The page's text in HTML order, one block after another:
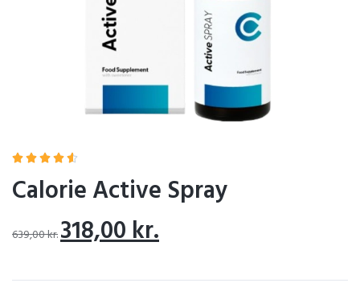
    
Calorie Active Spray
639,00kr.318,00kr.